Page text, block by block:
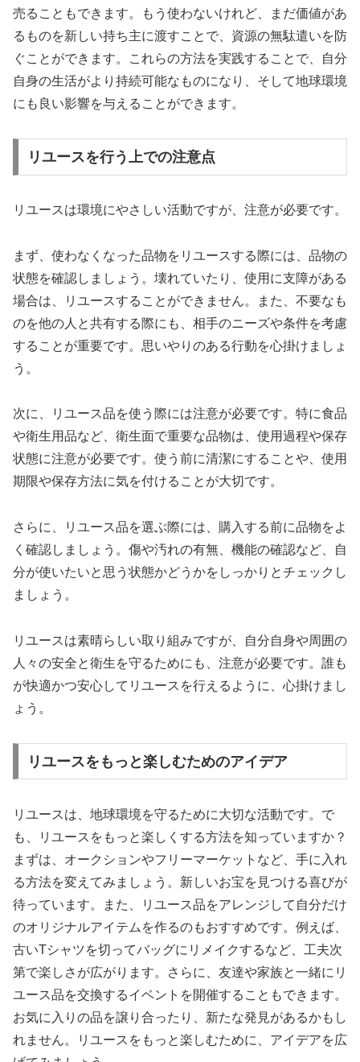
売ることもできます。もう使わないけれど、まだ価値があ
るものを新しい持ち主に渡すことで、資源の無駄遣いを防
ぐことができます。これらの方法を実践することで、自分
自身の生活がより持続可能なものになり、そして地球環境
にも良い影響を与えることができます。
リユースを行う上での注意点
リユースは環境にやさしい活動ですが、注意が必要です。
まず、使わなくなった品物をリユースする際には、品物の
状態を確認しましょう。壊れていたり、使用に支障がある
場合は、リユースすることができません。また、不要なも
のを他の人と共有する際にも、相手のニーズや条件を考慮
することが重要です。思いやりのある行動を心掛けましょ
う。
次に、リユース品を使う際には注意が必要です。特に食品
や衛生用品など、衛生面で重要な品物は、使用過程や保存
状態に注意が必要です。使う前に清潔にすることや、使用
期限や保存方法に気を付けることが大切です。
さらに、リユース品を選ぶ際には、購入する前に品物をよ
く確認しましょう。傷や汚れの有無、機能の確認など、自
分が使いたいと思う状態かどうかをしっかりとチェックし
ましょう。
リユースは素晴らしい取り組みですが、自分自身や周囲の
人々の安全と衛生を守るためにも、注意が必要です。誰も
が快適かつ安心してリユースを行えるように、心掛けまし
ょう。
リユースをもっと楽しむためのアイデア
リユースは、地球環境を守るために大切な活動です。で
も、リユースをもっと楽しくする方法を知っていますか？
まずは、オークションやフリーマーケットなど、手に入れ
る方法を変えてみましょう。新しいお宝を見つける喜びが
待っています。また、リユース品をアレンジして自分だけ
のオリジナルアイテムを作るのもおすすめです。例えば、
古いTシャツを切ってバッグにリメイクするなど、工夫次
第で楽しさが広がります。さらに、友達や家族と一緒にリ
ユース品を交換するイベントを開催することもできます。
お気に入りの品を譲り合ったり、新たな発見があるかもし
れません。リユースをもっと楽しむために、アイデアを広